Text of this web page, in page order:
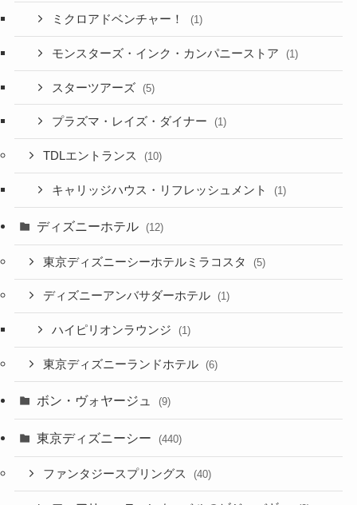
ミクロアドベンチャー！ (1)
モンスターズ・インク・カンパニーストア (1)
スターツアーズ (5)
プラズマ・レイズ・ダイナー (1)
TDLエントランス (10)
キャリッジハウス・リフレッシュメント (1)
ディズニーホテル (12)
東京ディズニーシーホテルミラコスタ (5)
ディズニーアンバサダーホテル (1)
ハイピリオンラウンジ (1)
東京ディズニーランドホテル (6)
ボン・ヴォヤージュ (9)
東京ディズニーシー (440)
ファンタジースプリングス (40)